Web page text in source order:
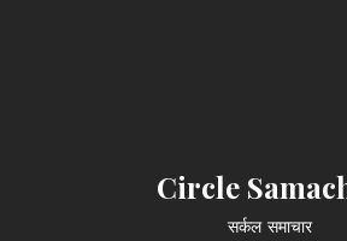
Circle
सर्कल समाचार